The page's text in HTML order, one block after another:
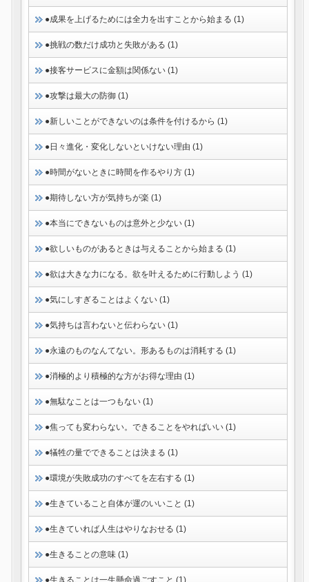
●成果を上げるためには全力を出すことから始まる (1)
●挑戦の数だけ成功と失敗がある (1)
●接客サービスに金額は関係ない (1)
●攻撃は最大の防御 (1)
●新しいことができないのは条件を付けるから (1)
●日々進化・変化しないといけない理由 (1)
●時間がないときに時間を作るやり方 (1)
●期待しない方が気持ちが楽 (1)
●本当にできないものは意外と少ない (1)
●欲しいものがあるときは与えることから始まる (1)
●欲は大きな力になる。欲を叶えるために行動しよう (1)
●気にしすぎることはよくない (1)
●気持ちは言わないと伝わらない (1)
●永遠のものなんてない。形あるものは消耗する (1)
●消極的より積極的な方がお得な理由 (1)
●無駄なことは一つもない (1)
●焦っても変わらない。できることをやればいい (1)
●犠牲の量でできることは決まる (1)
●環境が失敗成功のすべてを左右する (1)
●生きていること自体が運のいいこと (1)
●生きていれば人生はやりなおせる (1)
●生きることの意味 (1)
●生きることは一生懸命過ごすこと (1)